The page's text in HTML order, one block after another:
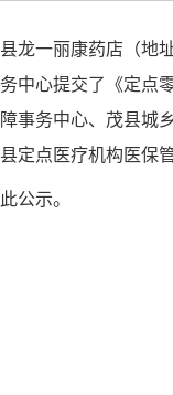
龙一丽康药店（地
中心提交了《定点
事务中心、茂县城
定点医疗机构医保管
公示。